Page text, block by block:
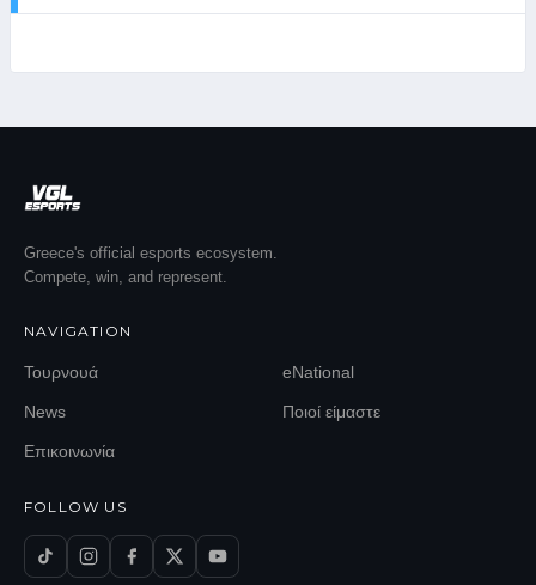
Greece's official esports ecosystem.
Compete, win, and represent.
NAVIGATION
Τουρνουά eNational
News Ποιοί είμαστε
Επικοινωνία
FOLLOW US